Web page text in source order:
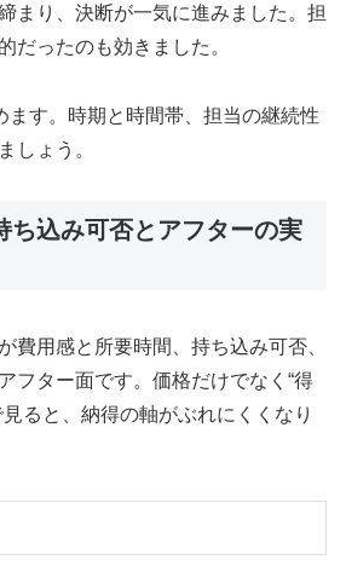
まり、決断が一気に進みました。担
だったのも効きました。
ます。時期と時間帯、担当の継続性
しょう。
ち込み可否とアフターの実
費用感と所要時間、持ち込み可否、
フター面です。価格だけでなく“得
ると、納得の軸がぶれにくくなり